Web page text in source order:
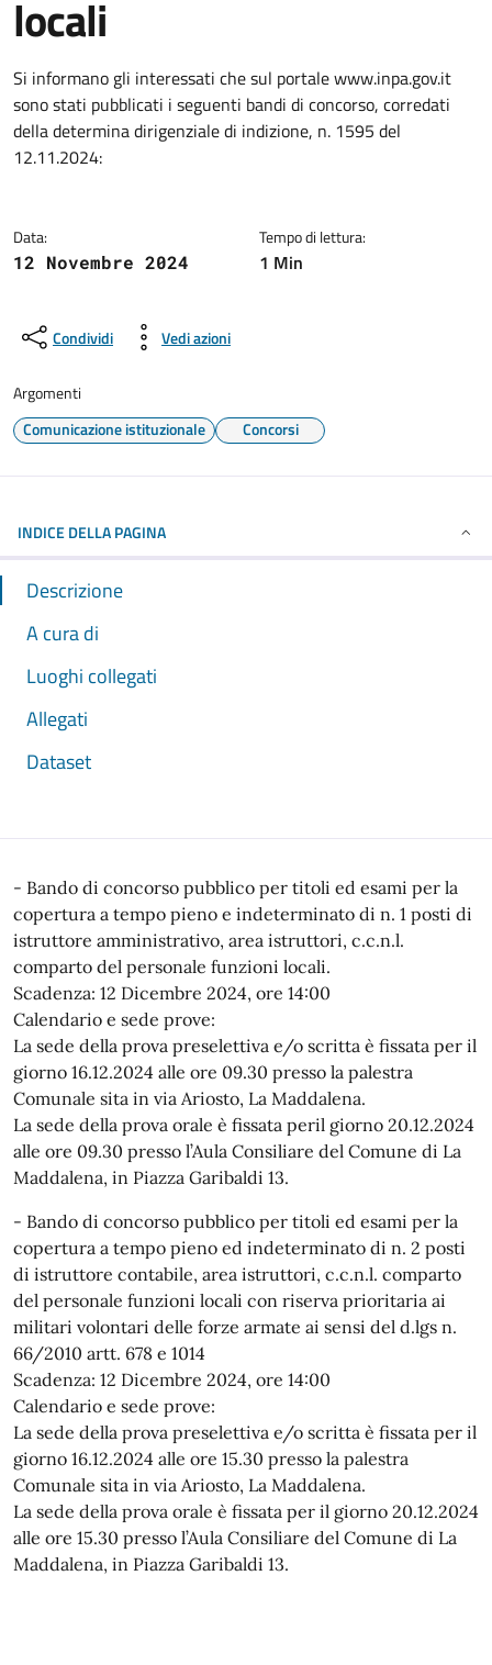
locali
Dettagli della notizia
Si informano gli interessati che sul portale www.inpa.gov.it
sono stati pubblicati i seguenti bandi di concorso, corredati
della determina dirigenziale di indizione, n. 1595 del
12.11.2024:
Data:
12 Novembre 2024
Tempo di lettura:
1 Min
Condividi Vedi azioni
Argomenti
Comunicazione istituzionale
Concorsi
INDICE DELLA PAGINA
Descrizione
A cura di
Luoghi collegati
Allegati
Dataset
- Bando di concorso pubblico per titoli ed esami per la
copertura a tempo pieno e indeterminato di n. 1 posti di
istruttore amministrativo, area istruttori, c.c.n.l.
comparto del personale funzioni locali.
Scadenza: 12 Dicembre 2024, ore 14:00
Calendario e sede prove:
La sede della prova preselettiva e/o scritta è fissata per il
giorno 16.12.2024 alle ore 09.30 presso la palestra
Comunale sita in via Ariosto, La Maddalena.
La sede della prova orale è fissata peril giorno 20.12.2024
alle ore 09.30 presso l’Aula Consiliare del Comune di La
Maddalena, in Piazza Garibaldi 13.
- Bando di concorso pubblico per titoli ed esami per la
copertura a tempo pieno ed indeterminato di n. 2 posti
di istruttore contabile, area istruttori, c.c.n.l. comparto
del personale funzioni locali con riserva prioritaria ai
militari volontari delle forze armate ai sensi del d.lgs n.
66/2010 artt. 678 e 1014
Scadenza: 12 Dicembre 2024, ore 14:00
Calendario e sede prove:
La sede della prova preselettiva e/o scritta è fissata per il
giorno 16.12.2024 alle ore 15.30 presso la palestra
Comunale sita in via Ariosto, La Maddalena.
La sede della prova orale è fissata per il giorno 20.12.2024
alle ore 15.30 presso l’Aula Consiliare del Comune di La
Maddalena, in Piazza Garibaldi 13.